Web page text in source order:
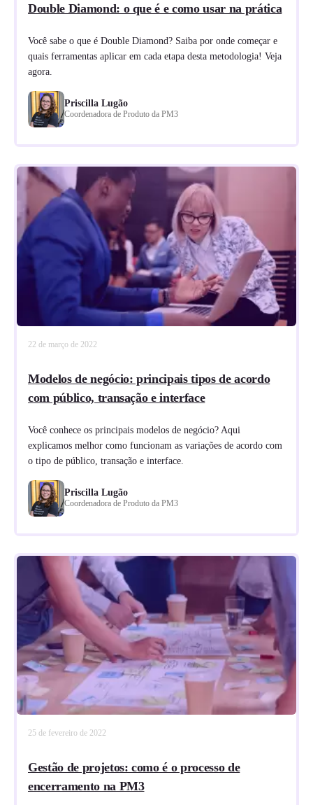
Double Diamond: o que é e como usar na prática
Você sabe o que é Double Diamond? Saiba por onde começar e
quais ferramentas aplicar em cada etapa desta metodologia! Veja
agora.
Priscilla Lugão
Coordenadora de Produto da PM3
22 de março de 2022
Modelos de negócio: principais tipos de acordo
com público, transação e interface
Você conhece os principais modelos de negócio? Aqui
explicamos melhor como funcionam as variações de acordo com
o tipo de público, transação e interface.
Priscilla Lugão
Coordenadora de Produto da PM3
25 de fevereiro de 2022
Gestão de projetos: como é o processo de
encerramento na PM3